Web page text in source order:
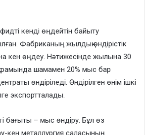
кенді өңдейтін байыту
Фабриканың жылдық өндірістік
кен өңдеу. Нәтижесінде жылына 30
шамамен 20% мыс бар
өндіріледі. Өндірілген өнім ішкі
экспортталады.
бағыты – мыс өндіру. Бұл өз
кен металлургия саласының